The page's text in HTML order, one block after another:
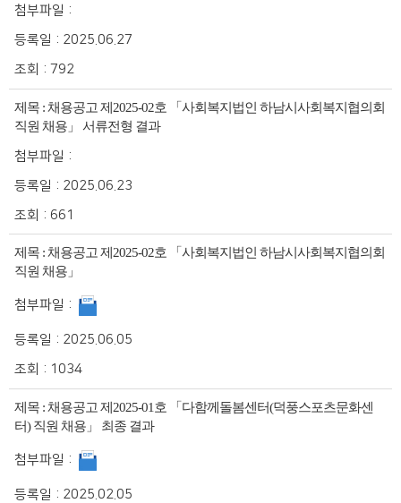
첨부파일 :
등록일 : 2025.06.27
조회 :792
제목 : 채용공고 제2025-02호 「사회복지법인 하남시사회복지협의회
직원 채용」 서류전형 결과
첨부파일 :
등록일 : 2025.06.23
조회 : 661
제목 :채용공고 제2025-02호 「사회복지법인 하남시사회복지협의회
직원 채용」
첨부파일 :
등록일 : 2025.06.05
조회 : 1034
제목 : 채용공고 제2025-01호 「다함께돌봄센터(덕풍스포츠문화센
터) 직원 채용」 최종 결과
첨부파일 :
등록일 : 2025.02.05